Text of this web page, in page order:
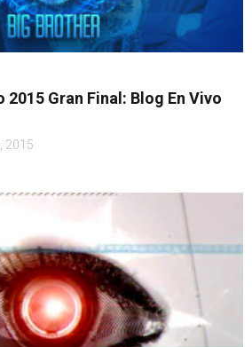
Gran Final: Blog En Vivo
2015